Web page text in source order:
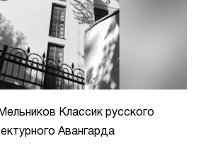
Классик русского
Авангарда